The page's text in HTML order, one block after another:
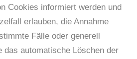
Cookies informiert werden und
erlauben, die Annahme
Fälle oder generell
das automatische Löschen der